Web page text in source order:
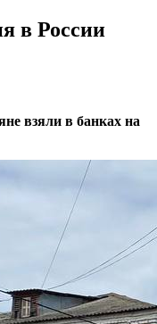
в России
взяли в банках на